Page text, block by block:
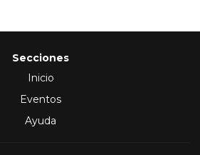
Secciones
Inicio
Eventos
Ayuda